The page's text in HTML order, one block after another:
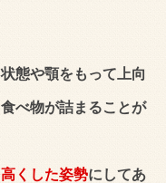
態や顎をもって上向
べ物が詰まることが
くした姿勢にしてあ